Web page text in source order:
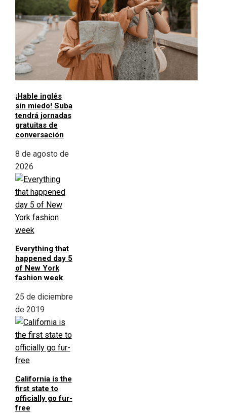
¡Hable inglés
sin miedo! Suba
tendrá jornadas
gratuitas de
conversación
8 de agosto de
2026
Everything that
happened day 5
of New York
fashion week
25 de diciembre
de 2019
California is the
first state to
officially go fur-
free